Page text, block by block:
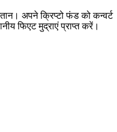
अपने क्रिप्टो फंड को कन्वर्ट
फिएट मुद्राएं प्राप्त करें।